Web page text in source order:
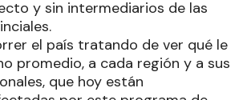
y sin intermediarios de las
el país tratando de ver qué le
promedio, a cada región y a sus
que hoy están